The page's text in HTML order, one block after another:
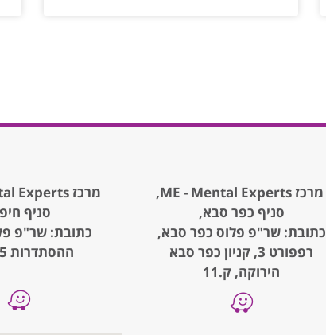
מרכז ME - Mental Experts,
סניף כפר סבא,
כתובת: שר"פ פלוס כפר סבא,
רפפורט 3, קניון כפר סבא
הירוקה, ק.11
מרכז ME - Mental Experts,
סניף
כתובת: שר"פ
ההסתדרות 55, ק.3